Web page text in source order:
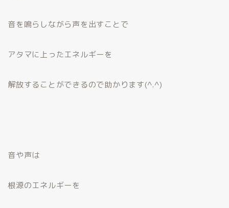
音を鳴らしながら声を出すことで
アタマに上ったエネルギーを
解放することができるので助かります(^.^)
音や声は
根源のエネルギーを